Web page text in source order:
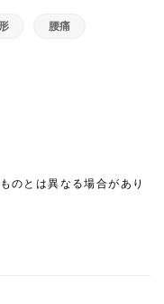
腰痛
のとは異なる場合があり